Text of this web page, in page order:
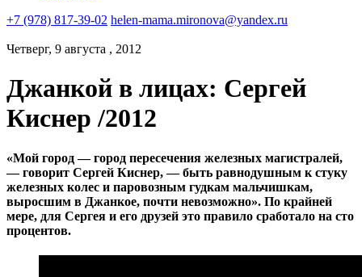
+7 (978) 817-39-02 helen-mama.mironova@yandex.ru
Четверг, 9 августа , 2012
Джанкой в лицах: Сергей
Киснер /2012
«Мой город — город пересечения железных магистралей,
— говорит Сергей Киснер, — быть равнодушным к стуку
железных колес и паровозным гудкам мальчишкам,
выросшим в Джанкое, почти невозможно». По крайней
мере, для Сергея и его друзей это правило сработало на сто
процентов.